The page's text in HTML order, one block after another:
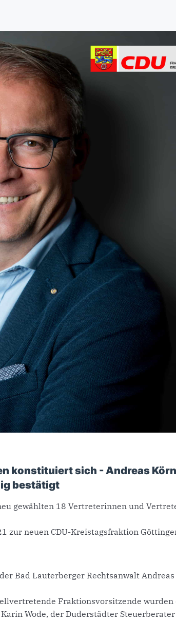
konstituiert sich - Andreas
bestätigt
gewählten 18 Vertreterinnen und
zur neuen CDU-Kreistagsfraktion
Bad Lauterberger Rechtsanwalt Andreas
Fraktionsvorsitzende wurden
Wode, der Duderstädter Steuerberater